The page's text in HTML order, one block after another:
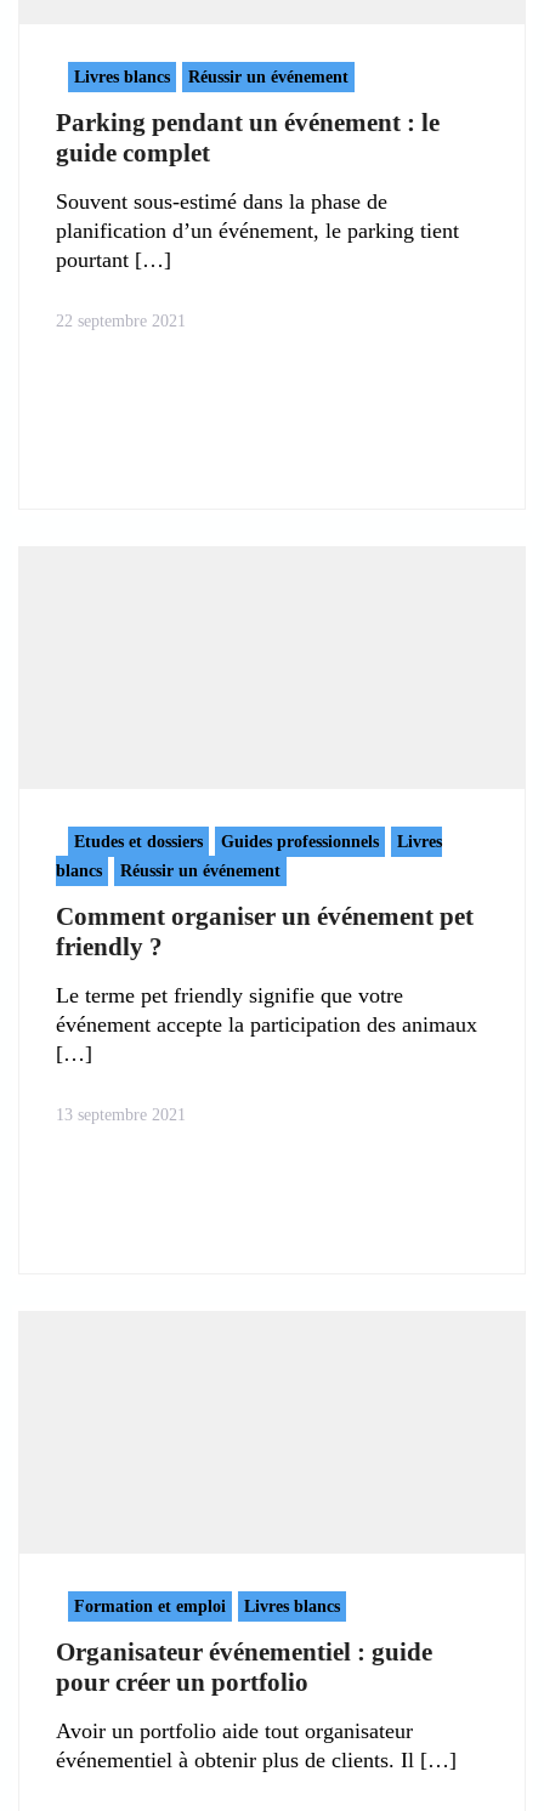
Livres blancs Réussir un événement
Parking pendant un événement : le
guide complet
Souvent sous-estimé dans la phase de
planification d’un événement, le parking tient
pourtant
22 septembre 2021
Etudes et dossiers Guides professionnels
Livres
blancs
Réussir un événement
Comment organiser un événement pet
friendly ?
Le terme pet friendly signifie que votre
événement accepte la participation des animaux
13 septembre 2021
Formation et emploi Livres blancs
Organisateur événementiel : guide
pour créer un portfolio
Avoir un portfolio aide tout organisateur
événementiel à obtenir plus de clients. Il